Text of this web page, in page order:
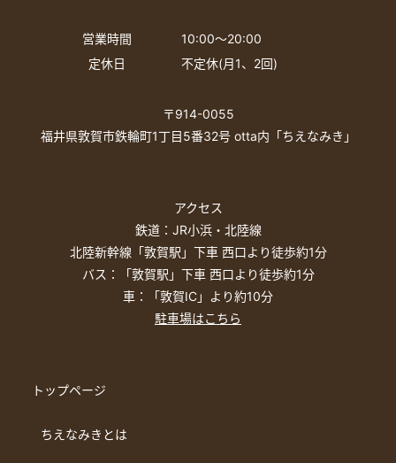
営業時間
10:00〜20:00
定休日
不定休(月1、2回)
〒914-0055
福井県敦賀市鉄輪町1丁目5番32号 otta内「ちえなみき」
アクセス
鉄道：JR小浜・北陸線
北陸新幹線「敦賀駅」下車 西口より徒歩約1分
バス：「敦賀駅」下車 西口より徒歩約1分
車：「敦賀IC」より約10分
駐車場はこちら
トップページ
ちえなみきとは